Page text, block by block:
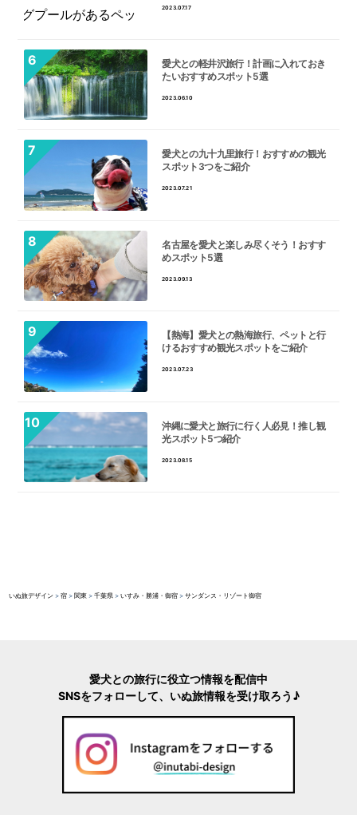
2023.07.17
愛犬との軽井沢旅行！計画に入れておき
たいおすすめスポット5選
2023.06.10
愛犬との九十九里旅行！おすすめの観光
スポット3つをご紹介
2023.07.21
名古屋を愛犬と楽しみ尽くそう！おすす
めスポット5選
2023.09.13
【熱海】愛犬との熱海旅行、ペットと行
けるおすすめ観光スポットをご紹介
2023.07.23
沖縄に愛犬と旅行に行く人必見！推し観
光スポット5つ紹介
2023.08.15
いぬ旅デザイン >宿 >関東 >千葉県 >いすみ・勝浦・御宿 >サンダンス・リゾート御宿
愛犬との旅行に役立つ情報を配信中
SNSをフォローして、いぬ旅情報を受け取ろう♪